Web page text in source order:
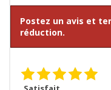
Postez un avis et
réduction.